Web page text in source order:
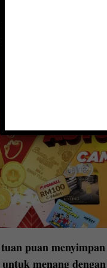
emas Public
emas Gold
puan
menang